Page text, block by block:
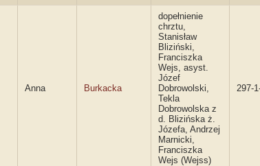
Anna Burkacka
dopełnienie
chrztu,
Stanisław
Bliziński,
Franciszka
Wejs, asyst.
Józef
Dobrowolski,
Tekla
Dobrowolska z
d. Blizińska ż.
Józefa, Andrzej
Marnicki,
Franciszka
Wejs (Wejss)
297-